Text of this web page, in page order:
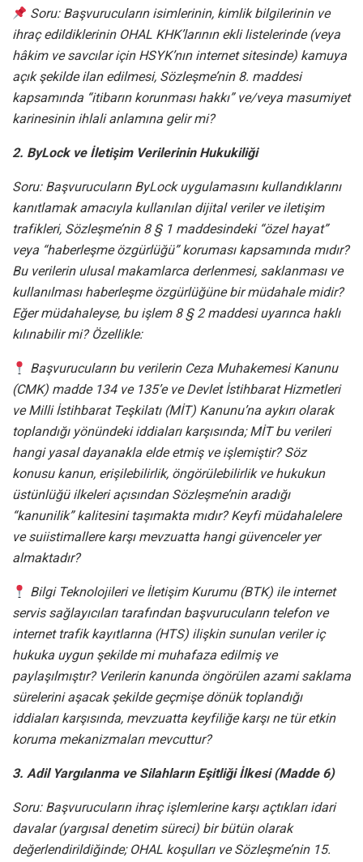
Soru: Başvurucuların isimlerinin, kimlik bilgilerinin ve
ihraç edildiklerinin OHAL KHK’larının ekli listelerinde (veya
hâkim ve savcılar için HSYK’nın internet sitesinde) kamuya
açık şekilde ilan edilmesi, Sözleşme’nin 8. maddesi
kapsamında “itibarın korunması hakkı” ve/veya masumiyet
karinesinin ihlali anlamına gelir mi?
2. ByLock ve İletişim Verilerinin Hukukiliği
Soru: Başvurucuların ByLock uygulamasını kullandıklarını
kanıtlamak amacıyla kullanılan dijital veriler ve iletişim
trafikleri, Sözleşme’nin 8 § 1 maddesindeki “özel hayat”
veya “haberleşme özgürlüğü” koruması kapsamında mıdır?
Bu verilerin ulusal makamlarca derlenmesi, saklanması ve
kullanılması haberleşme özgürlüğüne bir müdahale midir?
Eğer müdahaleyse, bu işlem 8 § 2 maddesi uyarınca haklı
kılınabilir mi? Özellikle:
Başvurucuların bu verilerin Ceza Muhakemesi Kanunu
(CMK) madde 134 ve 135’e ve Devlet İstihbarat Hizmetleri
ve Milli İstihbarat Teşkilatı (MİT) Kanunu’na aykırı olarak
toplandığı yönündeki iddiaları karşısında; MİT bu verileri
hangi yasal dayanakla elde etmiş ve işlemiştir? Söz
konusu kanun, erişilebilirlik, öngörülebilirlik ve hukukun
üstünlüğü ilkeleri açısından Sözleşme’nin aradığı
“kanunilik” kalitesini taşımakta mıdır? Keyfi müdahalelere
ve suiistimallere karşı mevzuatta hangi güvenceler yer
almaktadır?
Bilgi Teknolojileri ve İletişim Kurumu (BTK) ile internet
servis sağlayıcıları tarafından başvurucuların telefon ve
internet trafik kayıtlarına (HTS) ilişkin sunulan veriler iç
hukuka uygun şekilde mi muhafaza edilmiş ve
paylaşılmıştır? Verilerin kanunda öngörülen azami saklama
sürelerini aşacak şekilde geçmişe dönük toplandığı
iddiaları karşısında, mevzuatta keyfiliğe karşı ne tür etkin
koruma mekanizmaları mevcuttur?
3. Adil Yargılanma ve Silahların Eşitliği İlkesi (Madde 6)
Soru: Başvurucuların ihraç işlemlerine karşı açtıkları idari
davalar (yargısal denetim süreci) bir bütün olarak
değerlendirildiğinde; OHAL koşulları ve Sözleşme’nin 15.